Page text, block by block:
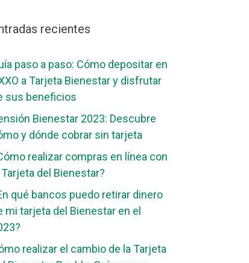
recientes
paso a paso: Cómo depositar en
a Tarjeta Bienestar y disfrutar
sus beneficios
Bienestar 2023: Descubre
y dónde cobrar sin tarjeta
realizar compras en línea con
Tarjeta del Bienestar?
qué bancos puedo retirar dinero
mi tarjeta del Bienestar en el
realizar el cambio de la Tarjeta